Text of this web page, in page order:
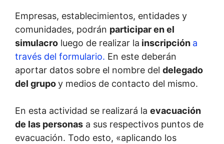
Empresas, establecimientos, entidades y
comunidades, podrán participar en el
simulacro luego de realizar la inscripción a
través del formulario. En este deberán
aportar datos sobre el nombre del delegado
del grupoy medios de contacto del mismo.
En esta actividad se realizará la evacuación
de las personas a sus respectivos puntos de
evacuación. Todo esto, «aplicando los